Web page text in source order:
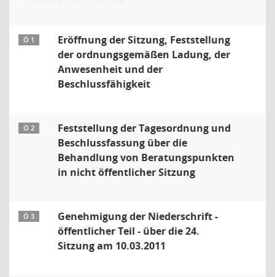
Ö 1
Eröffnung der Sitzung, Feststellung
der ordnungsgemäßen Ladung, der
Anwesenheit und der
Beschlussfähigkeit
Ö 2
Feststellung der Tagesordnung und
Beschlussfassung über die
Behandlung von Beratungspunkten
in nicht öffentlicher Sitzung
Ö 3
Genehmigung der Niederschrift -
öffentlicher Teil - über die 24.
Sitzung am 10.03.2011